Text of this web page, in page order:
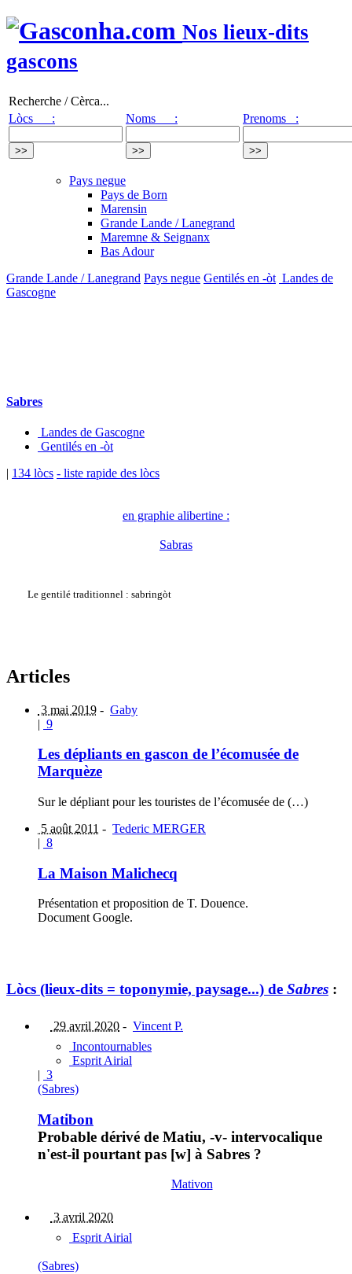
Nos lieux-dits
gascons
Recherche / Cèrca...
Lòcs :
Noms : Prenoms :
Pays negue
Pays de Born
Marensin
Grande Lande / Lanegrand
Maremne & Seignanx
Bas Adour
Grande Lande / Lanegrand Pays negue Gentilés en -òt Landes de
Gascogne
Sabres
Landes de Gascogne
Gentilés en -òt
| 134 lòcs - liste rapide des lòcs
en graphie alibertine :
Sabras
Le gentilé traditionnel : sabringòt
Articles
3 mai 2019 - Gaby
| 9
Les dépliants en gascon de l’écomusée de
Marquèze
Sur le dépliant pour les touristes de l’écomusée de (…)
5 août 2011 - Tederic MERGER
| 8
La Maison Malichecq
Présentation et proposition de T. Douence.
Document Google.
Lòcs (lieux-dits = toponymie, paysage...) de Sabres :
29 avril 2020 - Vincent P.
Incontournables
Esprit Airial
| 3
(Sabres)
Matibon
Probable dérivé de Matiu, -v- intervocalique
n'est-il pourtant pas [w] à Sabres ?
Mativon
3 avril 2020
Esprit Airial
(Sabres)